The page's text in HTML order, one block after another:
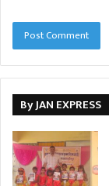
By JAN EXPRESS